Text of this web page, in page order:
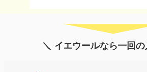
＼ イエウールなら一回の